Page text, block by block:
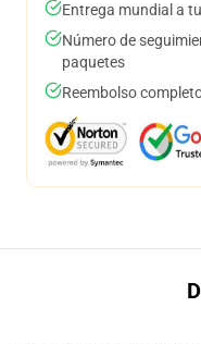
Entrega mundial a
Número de
paquetes
Reembolso